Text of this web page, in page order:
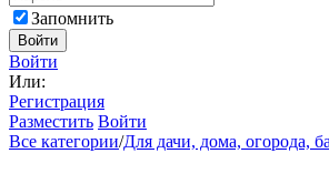
Запомнить
Войти
Войти
Или:
Регистрация
Разместить Войти
Все категории/Для дачи, дома, огорода,